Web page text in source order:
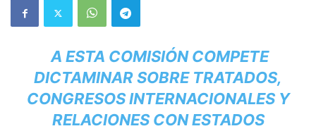
A ESTA COMISIÓN COMPETE
DICTAMINAR SOBRE TRATADOS,
CONGRESOS INTERNACIONALES Y
RELACIONES CON ESTADOS